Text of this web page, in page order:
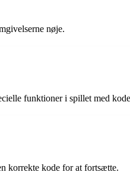
nøje.
funktioner i spillet med
korrekte kode for at fortsætte.